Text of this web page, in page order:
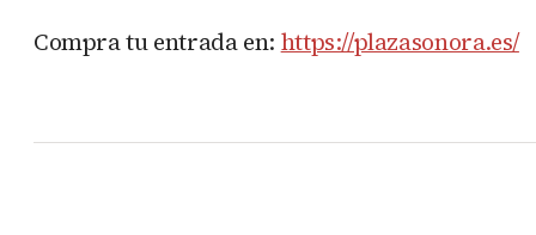
Compra tu entrada en: https://plazasonora.es/